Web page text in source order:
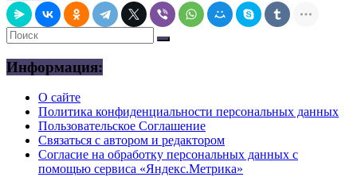
Информация:
О сайте
Политика конфиденциальности персональных данных
Пользовательское Соглашение
Связаться с автором и редактором
Согласие на обработку персональных данных с
помощью сервиса «Яндекс.Метрика»